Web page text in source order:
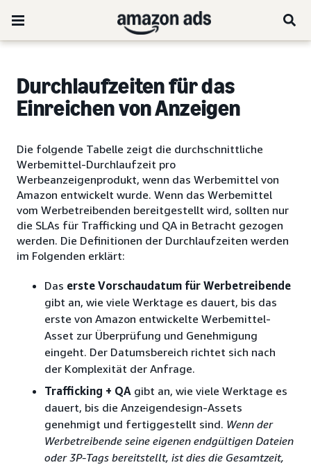
Durchlaufzeiten für das
Einreichen von Anzeigen
Die folgende Tabelle zeigt die durchschnittliche
Werbemittel-Durchlaufzeit pro
Werbeanzeigenprodukt, wenn das Werbemittel von
Amazon entwickelt wurde. Wenn das Werbemittel
vom Werbetreibenden bereitgestellt wird, sollten nur
die SLAs für Trafficking und QA in Betracht gezogen
werden. Die Definitionen der Durchlaufzeiten werden
im Folgenden erklärt:
Das erste Vorschaudatum für Werbetreibende
gibt an, wie viele Werktage es dauert, bis das
erste von Amazon entwickelte Werbemittel-
Asset zur Überprüfung und Genehmigung
eingeht. Der Datumsbereich richtet sich nach
der Komplexität der Anfrage.
Trafficking + QA gibt an, wie viele Werktage es
dauert, bis die Anzeigendesign-Assets
genehmigt und fertiggestellt sind. Wenn der
Werbetreibende seine eigenen endgültigen Dateien
oder 3P-Tags bereitstellt, ist dies die Gesamtzeit,